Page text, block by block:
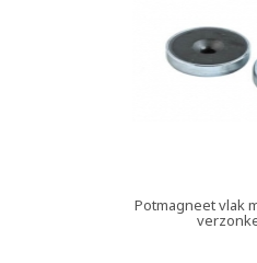
Potmagneet vlak